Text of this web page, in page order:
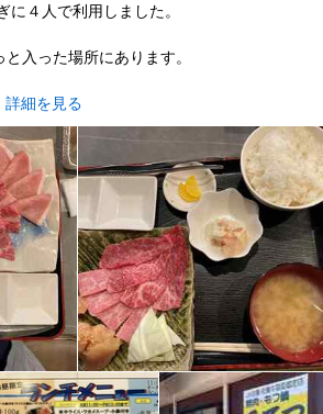
に４人で利用しました。
入った場所にあります。
詳細を見る